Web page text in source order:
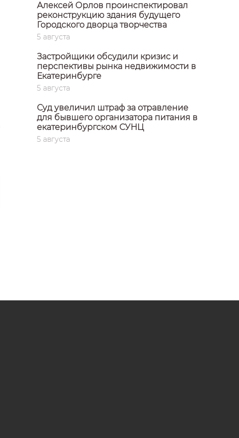
Алексей Орлов проинспектировал
реконструкцию здания будущего
Городского дворца творчества
5 августа
Застройщики обсудили кризис и
перспективы рынка недвижимости в
Екатеринбурге
5 августа
Суд увеличил штраф за отравление
для бывшего организатора питания в
екатеринбургском СУНЦ
5 августа